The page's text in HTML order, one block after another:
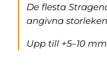
De flesta
angivna
Upp till +5–10